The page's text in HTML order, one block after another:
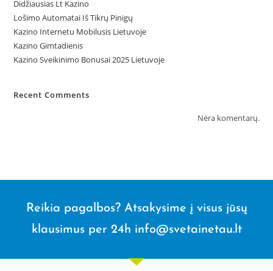
Didžiausias Lt Kazino
Lošimo Automatai Iš Tikrų Pinigų
Kazino Internetu Mobilusis Lietuvoje
Kazino Gimtadienis
Kazino Sveikinimo Bonusai 2025 Lietuvoje
Recent Comments
Nėra komentarų.
Reikia pagalbos? Atsakysime į visus jūsų
klausimus per 24h info@svetainetau.lt